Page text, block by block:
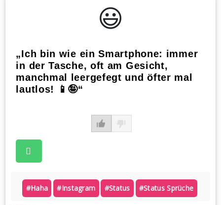
😃️
„Ich bin wie ein Smartphone: immer
in der Tasche, oft am Gesicht,
manchmal leergefegt und öfter mal
lautlos! 📱🤪“
#haha #instagram #status #status Sprüche